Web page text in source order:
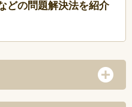
どの問題解決法を紹介